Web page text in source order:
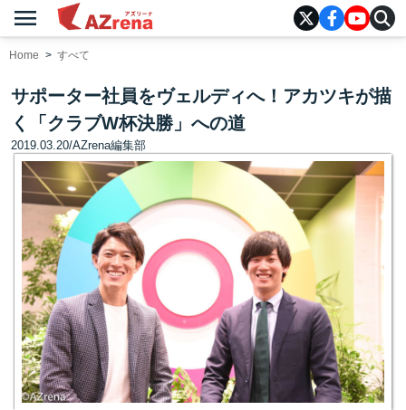
menu
Home すべて
サポーター社員をヴェルディへ！アカツキが描
く「クラブW杯決勝」への道
2019.03.20/AZrena編集部